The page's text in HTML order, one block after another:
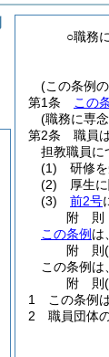
○職務
(この条例
第1条
この
(職務に専
第2条
職員は
担教職員に
(1)
研修
(2)
厚生
(3)
前2号
附 則
この条例 は
附 則
この条例は
附 則
1
この条例
2
職員団体